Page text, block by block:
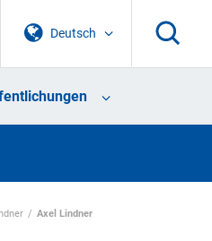
Deutsch
Axel Lindner